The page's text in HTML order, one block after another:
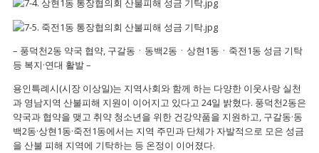
– 풍덕천2동 약국 협약, 구갈동ㆍ동백2동ㆍ상현1동ㆍ죽전1동 성금 기탁
등 복지·연대 활발 –
용인특례시(시장 이상일)는 지역사회와 함께 하는 다양한 이웃사랑 실천
과 영남지역 산불피해 지원이 이어지고 있다고 24일 밝혔다. 풍덕천2동은
약국과 협약을 맺고 취약 청소년을 위한 건강약품을 지원하고, 구갈동·동
백2동·상현1동·죽전1동에서는 지역 주민과 단체가 자발적으로 모은 성금
을 산불 피해 지역에 기탁하는 등 온정이 이어졌다.